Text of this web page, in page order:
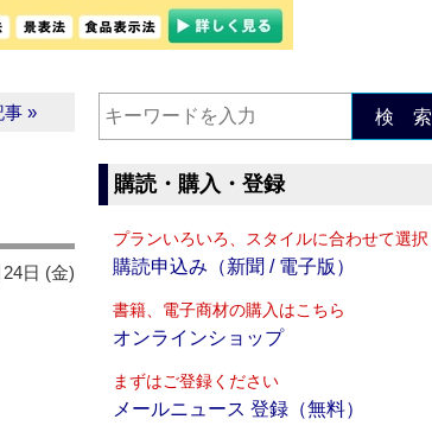
事 »
日 (金)
検 索
購読・購入・登録
プランいろいろ、スタイルに合わせて選択
購読申込み（新聞 / 電子版）
書籍、電子商材の購入はこちら
オンラインショップ
まずはご登録ください
メールニュース 登録（無料）